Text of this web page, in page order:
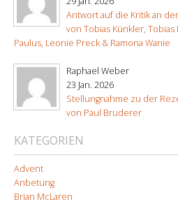
Antwort auf die Kritik an
von Tobias Künkler, Tobias
Paulus, Leonie Preck & Ramona Wanie
Raphael Weber
23 Jan. 2026
Stellungnahme zu der
von Paul Bruderer
KATEGORIEN
Advent
Anbetung
Brian McLaren